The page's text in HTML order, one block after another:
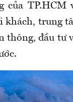
của TP.HCM
khách, trung
thông, đầu tư